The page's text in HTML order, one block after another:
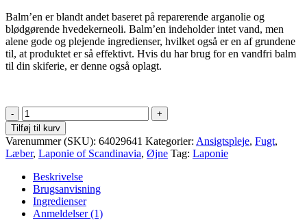
Balm’en er blandt andet baseret på reparerende arganolie og
blødgørende hvedekerneoli. Balm’en indeholder intet vand, men
alene gode og plejende ingredienser, hvilket også er en af grundene
til, at produktet er så effektivt. Hvis du har brug for en vandfri balm
til din skiferie, er denne også oplagt.
All-
Around
Balm
antal
Tilføj til kurv
Varenummer (SKU): 64029641 Kategorier: Ansigtspleje, Fugt,
Læber, Laponie of Scandinavia, Øjne Tag: Laponie
Beskrivelse
Brugsanvisning
Ingredienser
Anmeldelser (1)